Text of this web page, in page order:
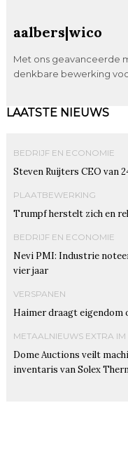
aalbers|wico
Met ons geavanceerde
denkbare bewerking
LAATSTE NIEUWS
BEDRIJF EN ECONOMIE
Steven Ruijters CEO van
PLAATBEWERKING
Trumpf herstelt zich en
BEDRIJF EN ECONOMIE
Nevi PMI: Industrie
vier jaar
VERSPANEN
Haimer draagt eigendom
METAALNIEUWS EXTRA IM
Dome Auctions veilt
inventaris van Solex